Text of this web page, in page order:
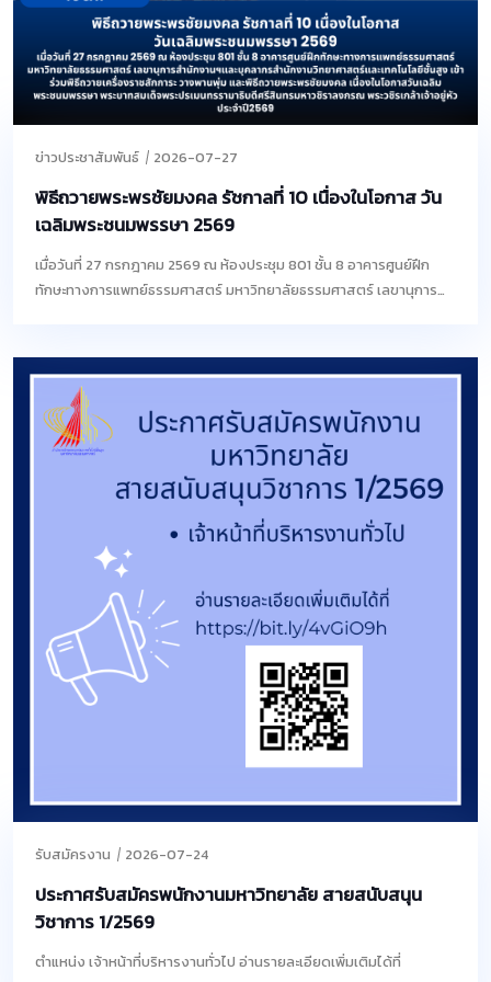
ข่าวประชาสัมพันธ์ 2026-07-27
พิธีถวายพระพรชัยมงคล รัชกาลที่ 10 เนื่องในโอกาส วัน
เฉลิมพระชนมพรรษา 2569
เมื่อวันที่ 27 กรกฎาคม 2569 ณ ห้องประชุม 801 ชั้น 8 อาคารศูนย์ฝึก
ทักษะทางการแพทย์ธรรมศาสตร์ มหาวิทยาลัยธรรมศาสตร์ เลขานุการสำ
รามาธิบดีศรีสินทรมหาวชิราลงกรณ พระวชิรเกล้าเจ้าอยู่หัว ประจำ
ปี2569
รับสมัครงาน 2026-07-24
ประกาศรับสมัครพนักงานมหาวิทยาลัย สายสนับสนุน
วิชาการ 1/2569
ตำแหน่ง เจ้าหน้าที่บริหารงานทั่วไป อ่านรายละเอียดเพิ่มเติมได้ที่